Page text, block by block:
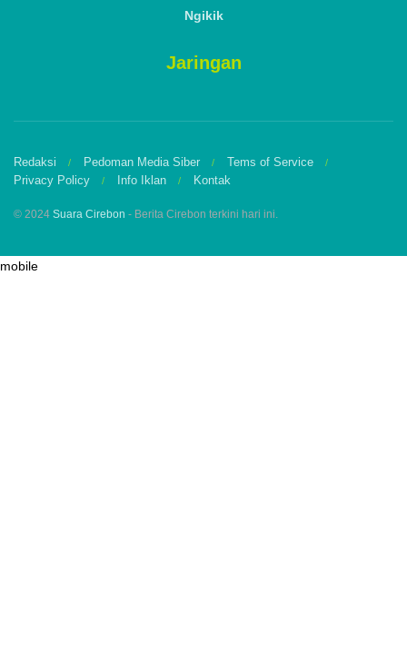
Ngikik
Jaringan
Redaksi Pedoman Media Siber
Tems of Service
Privacy Policy
Info Iklan Kontak
© 2024 Suara Cirebon - Berita Cirebon terkini hari ini.